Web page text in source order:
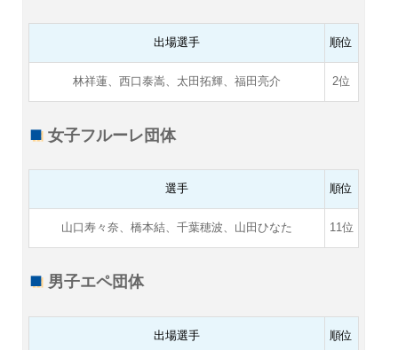
出場選手 順位
林祥蓮、西口泰嵩、太田拓輝、福田亮介 2位
女子フルーレ団体
選手 順位
山口寿々奈、橋本結、千葉穂波、山田ひなた 11位
男子エペ団体
出場選手 順位